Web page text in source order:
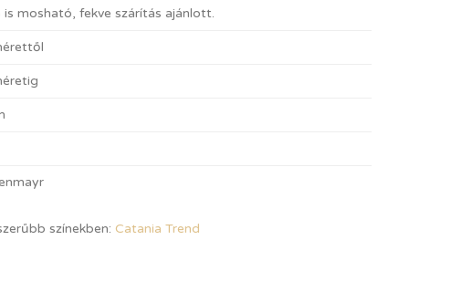
is mosható, fekve szárítás ajánlott.
színekben: Catania Trend